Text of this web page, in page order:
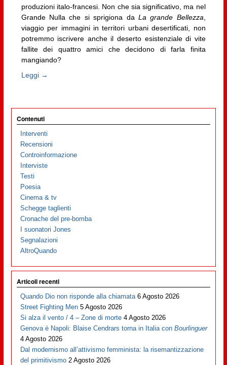
produzioni italo-francesi. Non che sia significativo, ma nel
Grande Nulla che si sprigiona da La grande Bellezza,
viaggio per immagini in territori urbani desertificati, non
potremmo iscrivere anche il deserto esistenziale di vite
fallite dei quattro amici che decidono di farla finita
mangiando?
Leggi →
Contenuti
Interventi
Recensioni
Controinformazione
Interviste
Testi
Poesia
Cinema & tv
Schegge taglienti
Cronache del pre-bomba
I suonatori Jones
Segnalazioni
AltroQuando
Articoli recenti
Quando Dio non risponde alla chiamata 6 Agosto 2026
Street Fighting Men 5 Agosto 2026
Si alza il vento / 4 – Zone di morte 4 Agosto 2026
Genova è Napoli: Blaise Cendrars torna in Italia conBourlinguer
4 Agosto 2026
Dal modernismo all’attivismo femminista: la risemantizzazione
del primitivismo 2 Agosto 2026